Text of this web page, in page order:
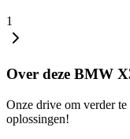
1
Over deze BMW
Onze drive om verder
oplossingen!